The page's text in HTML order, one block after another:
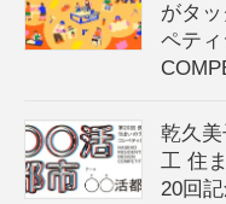
がタ
ペテ
乾久
工 住
20回